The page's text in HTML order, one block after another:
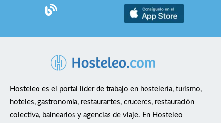
Hosteleo es el portal líder de trabajo en hostelería, turismo,
hoteles, gastronomía, restaurantes, cruceros, restauración
colectiva, balnearios y agencias de viaje. En Hosteleo